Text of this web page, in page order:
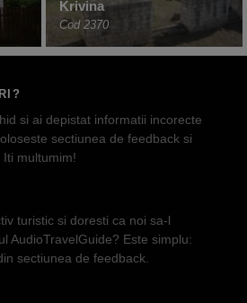
Krivina
Cod 2370
si ai depistat informatii incorecte
sectiunea de feedback si
multumim!
turistic si doresti ca noi sa-l
AudioTravelGuide? Este simplu:
sectiunea de feedback.